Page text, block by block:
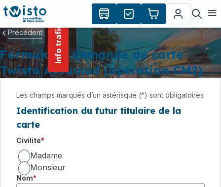
principal
Info trafic
Précédent
Formulaire demande de carte
Twisto Atoumod (opération CM2)
Les champs marqués d’un astérisque (*) sont obligatoires
Identification du futur titulaire de la
carte
Champ requis
Civilité
Madame
Monsieur
Nom
Panneau de gestion des cookies